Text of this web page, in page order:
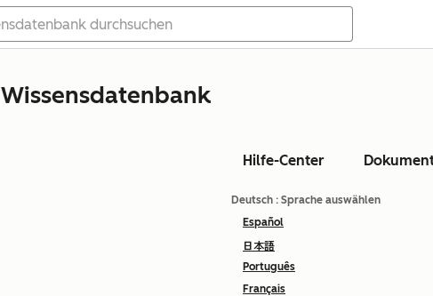
Wissensdatenbank
Hilfe-Center
Deutsch : Sprache auswählen
Español
日本語
Português
Français